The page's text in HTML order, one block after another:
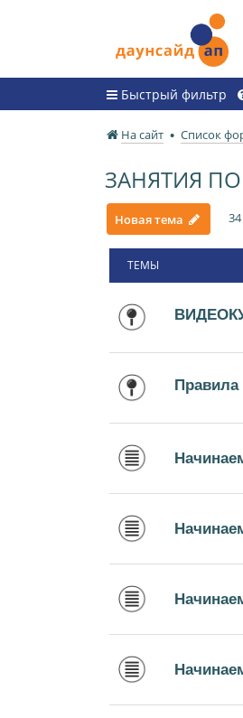
Быстрый фильтр
На сайт Список
ЗАНЯТИЯ
Новая тема
ТЕМЫ
Правила